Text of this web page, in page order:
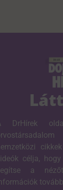
DrHírek
célja,
a